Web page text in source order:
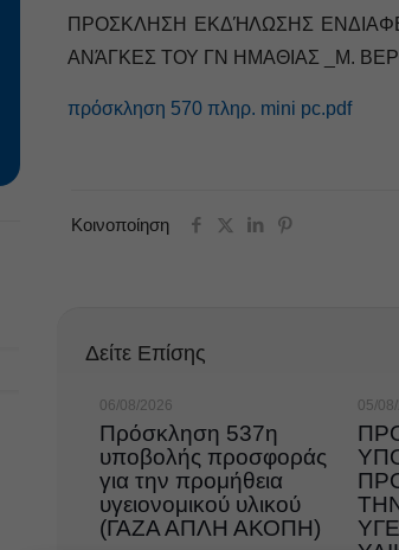
ΠΡΟΣΚΛΗΣΗ ΕΚΔΉΛΩΣΗΣ
ΑΝΆΓΚΕΣ ΤΟΥ ΓΝ ΗΜΑΘΙΑΣ _Μ.
πρόσκληση 570 πληρ. mini pc.pdf
Κοινοποίηση
Δείτε Επίσης
06/08/2026
Πρόσκληση 537η
υποβολής προσφοράς
για την προμήθεια
υγειονομικού υλικού
(ΓΑΖΑ ΑΠΛΗ ΑΚΟΠΗ)
05/